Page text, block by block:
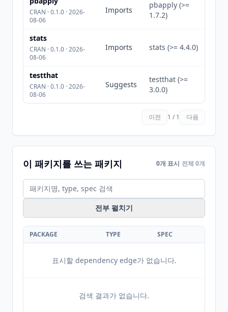
CRAN · 0.1.0 · 2026-
08-06
Imports
pbapply (>=
1.7.2)
stats
CRAN · 0.1.0 · 2026-
08-06
Imports stats (>= 4.4.0)
testthat
CRAN · 0.1.0 · 2026-
08-06
Suggests
testthat (>=
3.0.0)
이전 1 / 1 다음
이 패키지를 쓰는 패키지 0개 표시 전체 0개
전부 펼치기
PACKAGE TYPE SPEC
표시할 dependency edge가 없습니다.
검색 결과가 없습니다.